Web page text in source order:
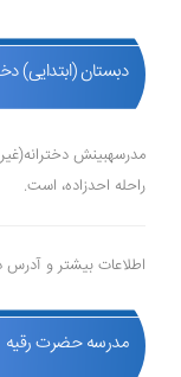
دبستان (ابتدایی)
راحله احدزاده، است.
اطلاعات بیشتر و
مدرسه حضرت رقیه